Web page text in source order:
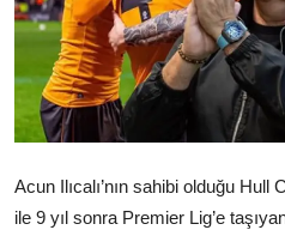
Çerkezköy
Acun Ilıcalı’nın sahibi olduğu Hull
ile 9 yıl sonra Premier Lig’e